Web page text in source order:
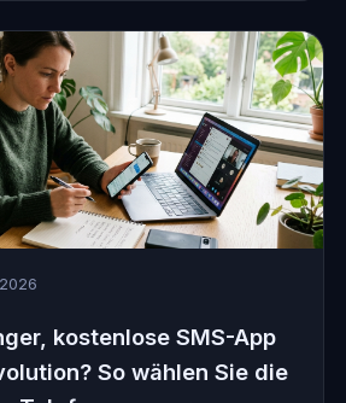
kostenlose SMS-App
So wählen Sie die